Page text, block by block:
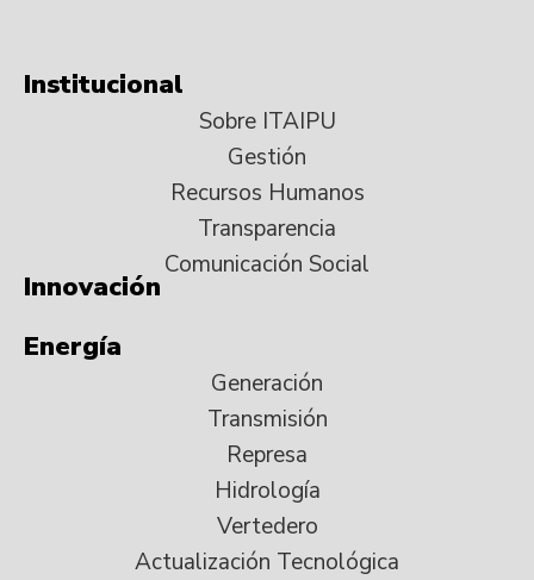
Institucional
Sobre ITAIPU
Gestión
Recursos Humanos
Transparencia
Comunicación Social
Innovación
Energía
Generación
Transmisión
Represa
Hidrología
Vertedero
Actualización Tecnológica